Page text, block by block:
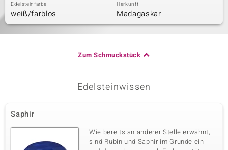
Edelsteinfarbe
weiß/farblos
Herkunft
Madagaskar
Zum Schmuckstück
Edelsteinwissen
Saphir
Wie bereits an anderer Stelle erwähnt,
sind Rubin und Saphir im Grunde ein